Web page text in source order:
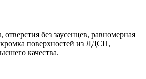
без заусенцев, равномерная
кромка поверхностей из ЛДСП,
качества.